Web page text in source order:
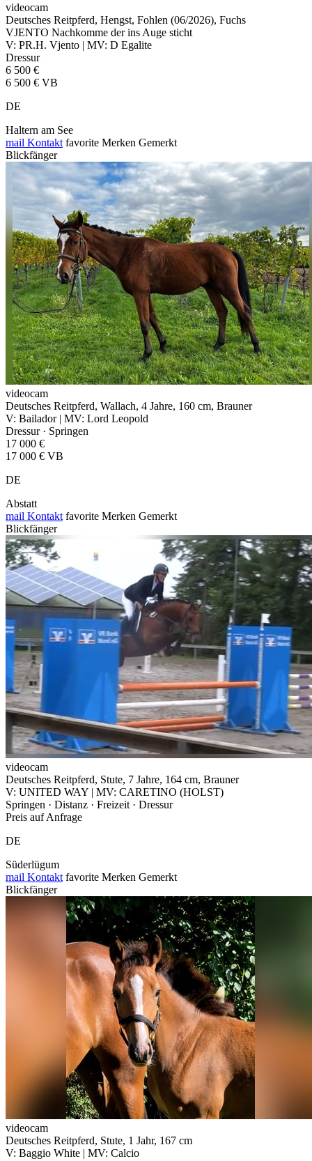
videocam
Deutsches Reitpferd, Hengst, Fohlen (06/2026), Fuchs
VJENTO Nachkomme der ins Auge sticht
V: PR.H. Vjento | MV: D Egalite
Dressur
6 500 €
6 500 € VB
DE
Haltern am See
mail Kontakt favorite Merken Gemerkt
Blickfänger
videocam
Deutsches Reitpferd, Wallach, 4 Jahre, 160 cm, Brauner
V: Bailador | MV: Lord Leopold
Dressur · Springen
17 000 €
17 000 € VB
DE
Abstatt
mail Kontakt favorite Merken Gemerkt
Blickfänger
videocam
Deutsches Reitpferd, Stute, 7 Jahre, 164 cm, Brauner
V: UNITED WAY | MV: CARETINO (HOLST)
Springen · Distanz · Freizeit · Dressur
Preis auf Anfrage
DE
Süderlügum
mail Kontakt favorite Merken Gemerkt
Blickfänger
videocam
Deutsches Reitpferd, Stute, 1 Jahr, 167 cm
V: Baggio White | MV: Calcio